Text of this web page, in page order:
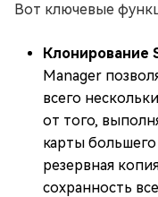
Вот ключевые
Клонирование
Manager
всего
от того,
карты
резервная
сохранность